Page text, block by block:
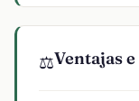
⚖️Ventajas